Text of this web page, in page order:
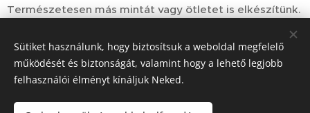
Természetesen más mintát vagy ötletet is elkészítünk.
Elkészítési ideje: maximum 2 hét.
Ára: 10.900 Ft (+postaköltség)
Sütiket használunk, hogy biztosítsuk a weboldal megfelelő
működését és biztonságát, valamint hogy a lehető legjobb
felhasználói élményt kínáljuk Neked.